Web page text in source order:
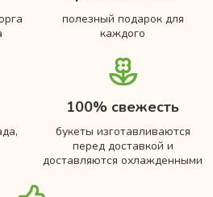
полезный подарок для
каждого
100% свежесть
букеты изготавливаются
перед доставкой и
доставляются охлажденными